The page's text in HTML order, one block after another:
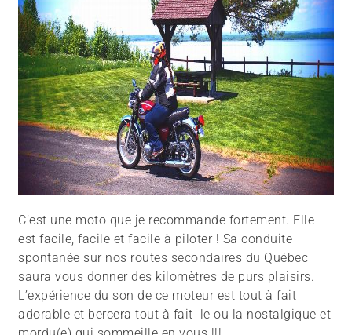
C’est une moto que je recommande fortement. Elle
est facile, facile et facile à piloter ! Sa conduite
spontanée sur nos routes secondaires du Québec
saura vous donner des kilomètres de purs plaisirs.
L’expérience du son de ce moteur est tout à fait
adorable et bercera tout à fait le ou la nostalgique et